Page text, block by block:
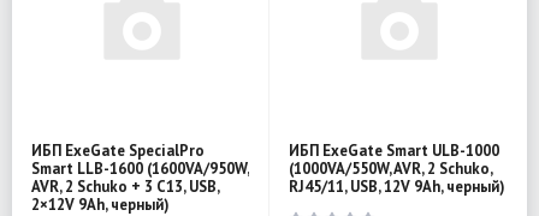
ИБП ExeGate SpecialPro
Smart LLB-1600 (1600VA/950W,
AVR, 2 Schuko + 3 C13, USB,
2×12V 9Ah, черный)
ИБП ExeGate Smart ULB-1000
(1000VA/550W, AVR, 2 Schuko,
RJ45/11, USB, 12V 9Ah, черный)